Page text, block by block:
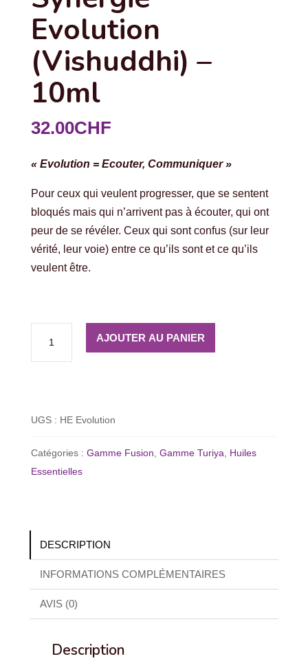
Evolution
(Vishuddhi) –
10ml
32.00CHF
« Evolution = Ecouter, Communiquer »
Pour ceux qui veulent progresser, que se sentent
bloqués mais qui n’arrivent pas à écouter, qui ont
peur de se révéler. Ceux qui sont confus (sur leur
vérité, leur voie) entre ce qu’ils sont et ce qu’ils
veulent être.
-
AJOUTER AU PANIER
UGS : HE Evolution
Catégories : Gamme Fusion, Gamme Turiya, Huiles
Essentielles
DESCRIPTION
INFORMATIONS COMPLÉMENTAIRES
AVIS (0)
Description